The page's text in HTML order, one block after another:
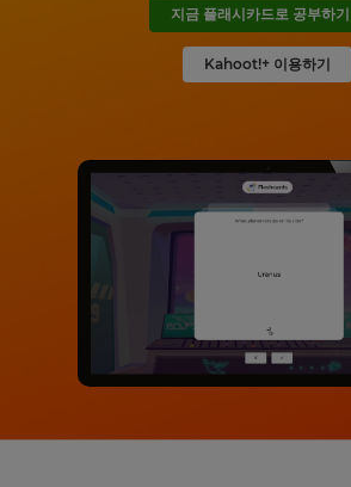
지금 플래시카드로 공부하기
Kahoot!+ 이용하기